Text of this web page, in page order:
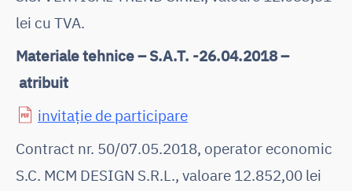
lei cu TVA.
Materiale tehnice – S.A.T. -26.04.2018 –
atribuit
invitaţie de participare
Contract nr. 50/07.05.2018, operator economic
S.C. MCM DESIGN S.R.L., valoare 12.852,00 lei